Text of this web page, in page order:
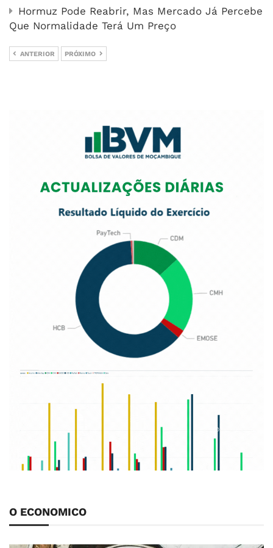
Hormuz Pode Reabrir, Mas Mercado Já Percebe
Que Normalidade Terá Um Preço
ANTERIOR PRÓXIMO
O ECONOMICO